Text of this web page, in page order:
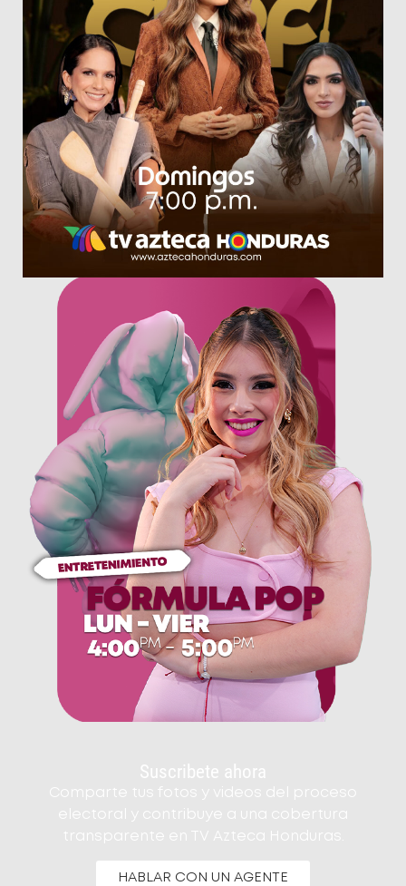
Suscribete ahora
Comparte tus fotos y videos del proceso
electoral y contribuye a una cobertura
transparente en TV Azteca Honduras.
HABLAR CON UN AGENTE